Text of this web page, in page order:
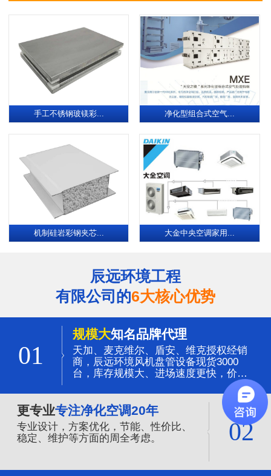
手工不锈钢玻镁彩... 净化型组合式空气...
机制硅岩彩钢夹芯... 大金中央空调家用...
辰远环境工程
有限公司的6大核心优势
01
规模大知名品牌代理
天加、麦克维尔、盾安、维克授权经销
商，辰远环境风机盘管设备现货3000
台，库存规模大、进场速度更快，价格
更专业专注净化空调20年
专业设计，方案优化，节能、性价比、
稳定、维护等方面的周全考虑。
02